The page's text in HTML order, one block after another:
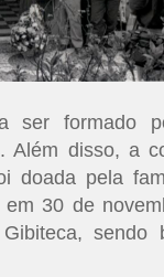
ser formado
Além disso, a
doada pela
30 de
sendo